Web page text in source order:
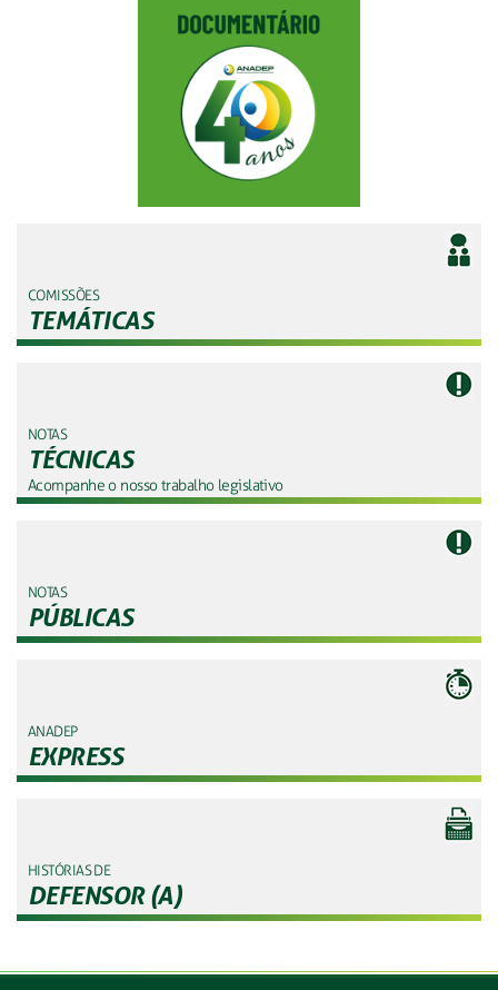
COMISSÕES
TEMÁTICAS
NOTAS
TÉCNICAS
Acompanhe o nosso trabalho legislativo
NOTAS
PÚBLICAS
ANADEP
EXPRESS
HISTÓRIAS DE
DEFENSOR (A)